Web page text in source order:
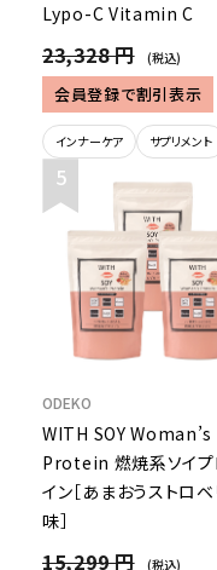
Lypo-C Vitamin C
23,328 円 (税込)
会員登録で割引表示
インナーケア サプリメント
ODEKO
WITH SOY Woman’s
Protein 燃焼系ソイプ
イン［あまおうストロベ
味］
15,299 円 (税込)